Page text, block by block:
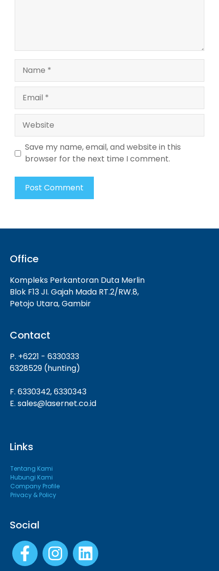
Website
Save my name, email, and website in this
browser for the next time I comment.
Office
Kompleks Perkantoran Duta Merlin
Blok F13 JI. Gajah Mada RT.2/RW.8,
Petojo Utara, Gambir
Contact
P. +6221 - 6330333
6328529 (hunting)
F. 6330342, 6330343
E. sales@lasernet.co.id
Links
Tentang Kami
Hubungi Kami
Company Profile
Privacy & Policy
Social